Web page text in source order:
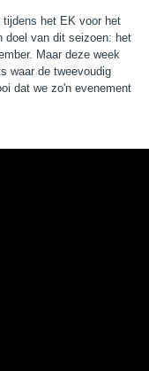
tijdens het EK voor het
doel van dit seizoen: het
Maar deze week
waar de tweevoudig
dat we zo'n evenement